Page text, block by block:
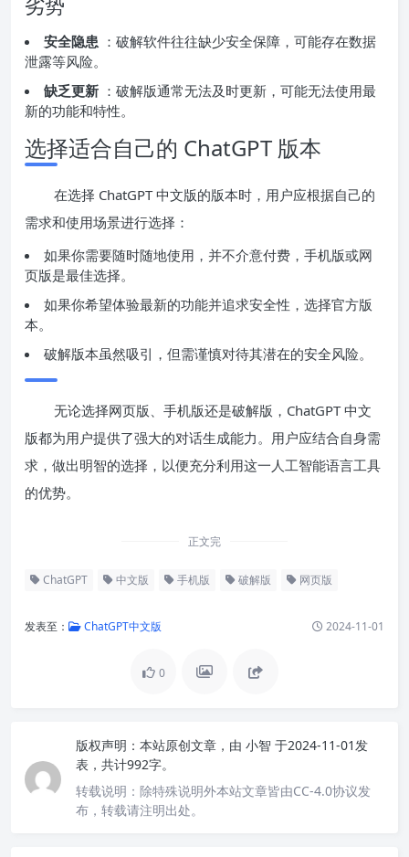
安全隐患 ：破解软件往往缺少安全保障，可能存在数据
泄露等风险。
缺乏更新 ：破解版通常无法及时更新，可能无法使用最
新的功能和特性。
选择适合自己的 ChatGPT 版本
在选择 ChatGPT 中文版的版本时，用户应根据自己的
需求和使用场景进行选择：
如果你需要随时随地使用，并不介意付费，手机版或网
页版是最佳选择。
如果你希望体验最新的功能并追求安全性，选择官方版
本。
破解版本虽然吸引，但需谨慎对待其潜在的安全风险。
无论选择网页版、手机版还是破解版，ChatGPT 中文
版都为用户提供了强大的对话生成能力。用户应结合自身需
求，做出明智的选择，以便充分利用这一人工智能语言工具
的优势。
正文完
ChatGPT 中文版 手机版 破解版 网页版
发表至： ChatGPT中文版 2024-11-01
0
版权声明： 本站原创文章，由 小智 于2024-11-01发
表，共计992字。
转载说明： 除特殊说明外本站文章皆由CC-4.0协议发
布，转载请注明出处。